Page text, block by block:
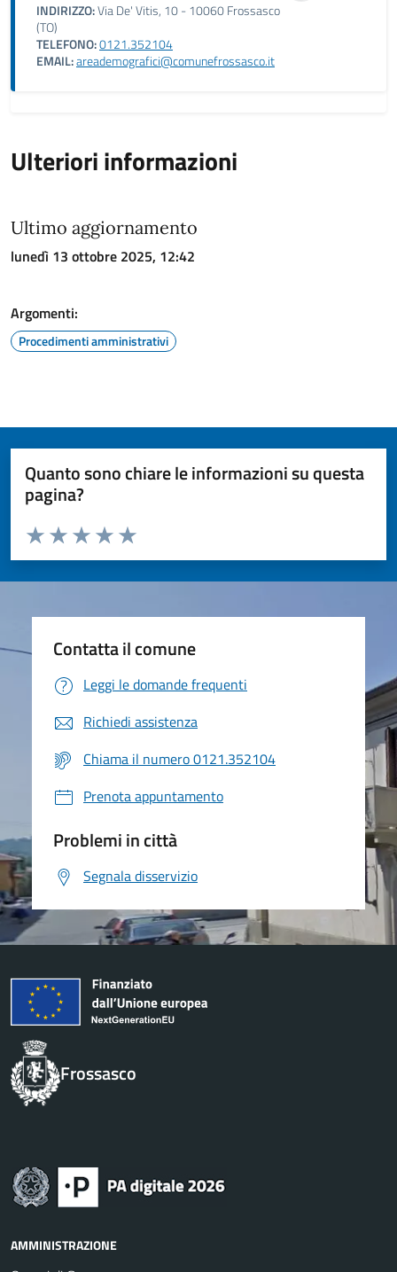
INDIRIZZO:Via De' Vitis, 10 - 10060 Frossasco
(TO)
TELEFONO:0121.352104
EMAIL:areademografici@comunefrossasco.it
Ulteriori informazioni
Ultimo aggiornamento
lunedì 13 ottobre 2025, 12:42
Argomenti:
Procedimenti amministrativi
Quanto sono chiare le informazioni su questa
pagina?
Valuta da 1 a 5 stelle la pagina
Valuta 5 stelle su 5
Valuta 4 stelle su 5
Valuta 3 stelle su 5
Valuta 2 stelle su 5
Valuta 1 stelle su 5
Contatta il comune
Leggi le domande frequenti
Richiedi assistenza
Chiama il numero 0121.352104
Prenota appuntamento
Problemi in città
Segnala disservizio
Frossasco
AMMINISTRAZIONE